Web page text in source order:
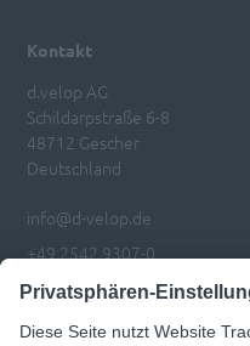
Kontakt
d.velop AG
Schildarpstraße 6-8
48712 Gescher
Deutschland
info@d-velop.de
+49 2542 9307-0